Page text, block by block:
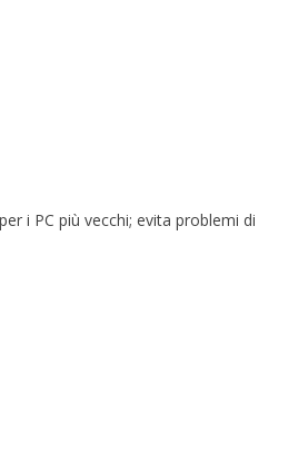
i PC più vecchi; evita problemi di